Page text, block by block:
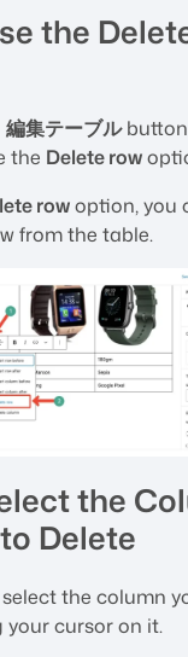
the
編集テーブル
the Delete row
rowoption, you
from the table.
the
Delete
select the column
your cursor on it.